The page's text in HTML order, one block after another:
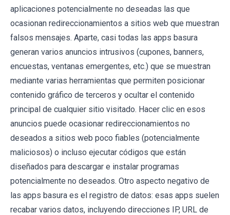
aplicaciones potencialmente no deseadas las que
ocasionan redireccionamientos a sitios web que muestran
falsos mensajes. Aparte, casi todas las apps basura
generan varios anuncios intrusivos (cupones, banners,
encuestas, ventanas emergentes, etc.) que se muestran
mediante varias herramientas que permiten posicionar
contenido gráfico de terceros y ocultar el contenido
principal de cualquier sitio visitado. Hacer clic en esos
anuncios puede ocasionar redireccionamientos no
deseados a sitios web poco fiables (potencialmente
maliciosos) o incluso ejecutar códigos que están
diseñados para descargar e instalar programas
potencialmente no deseados. Otro aspecto negativo de
las apps basura es el registro de datos: esas apps suelen
recabar varios datos, incluyendo direcciones IP, URL de